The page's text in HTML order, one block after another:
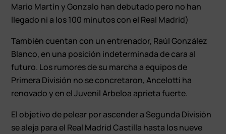
Mario Martín y Gonzalo han debutado pero no han
llegado ni a los 100 minutos con el Real Madrid)
También cuentan con un entrenador, Raúl González
Blanco, en una posición indeterminada de cara al
futuro. Los rumores de su marcha a equipos de
Primera División no se concretaron, Ancelotti ha
renovado y en el Juvenil Arbeloa aprieta fuerte.
El objetivo de pelear por ascender a Segunda División
se aleja para el Real Madrid Castilla hasta los nueve